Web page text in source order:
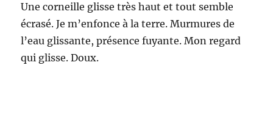
Une corneille glisse très haut et tout semble
écrasé. Je m’enfonce à la terre. Murmures de
l’eau glissante, présence fuyante. Mon regard
qui glisse. Doux.